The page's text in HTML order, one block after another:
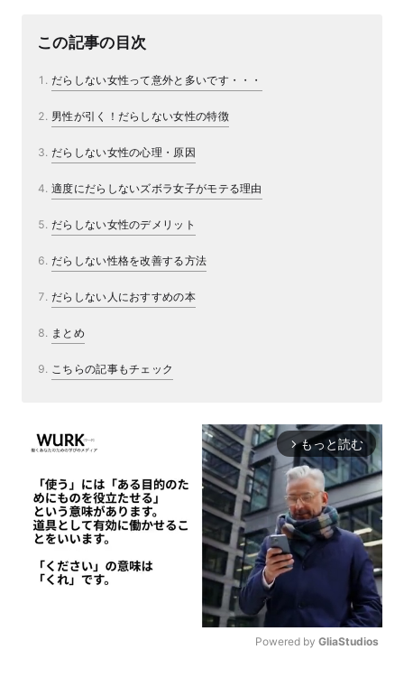
この記事の目次
だらしない女性って意外と多いです・・・
男性が引く！だらしない女性の特徴
だらしない女性の心理・原因
適度にだらしないズボラ女子がモテる理由
だらしない女性のデメリット
だらしない性格を改善する方法
だらしない人におすすめの本
まとめ
こちらの記事もチェック
arrow_forward_ios もっと読む
Powered by GliaStudios